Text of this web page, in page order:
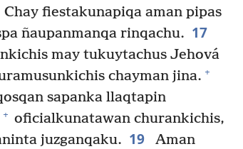
Chay fiestakunapiqa aman pipas
ñaupanmanqa rinqachu. 17
may tukuytachus Jehová
chayman jina. +
sapanka llaqtapin
+ oficialkunatawan churankichis,
juzganqaku. 19
Aman